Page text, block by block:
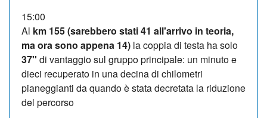
15:00
Al km 155 (sarebbero stati 41 all'arrivo in teoria,
ma ora sono appena 14) la coppia di testa ha solo
37'' di vantaggio sul gruppo principale: un minuto e
dieci recuperato in una decina di chilometri
pianeggianti da quando è stata decretata la riduzione
del percorso